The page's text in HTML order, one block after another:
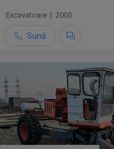
Excavatoare | 2005
Sună